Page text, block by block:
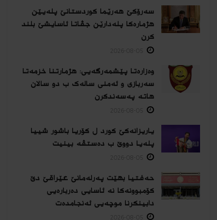
سەرۆکێ هەرێما کوردستانێ پلەیێن
هژمارەكا پلەدارێن جڤاتا ئاسایشێ بلند
كرن
وەزارەتا پێشمەرگەیی: هژمارتنا خزمەتا
سەربازی و ئەمنی سالەک ب دو سالان
هاتە پەسەندكرن
یاریزانەكێ کورد ل کۆریا باشور شییا
پلەیا دووێ ب دەستڤە بینیت
حەفتیا بهێت پەرلەمانێ عێراقێ دێ
کۆمبوونەکا نە ئاسایی دەربارەیی
دابینکرنا موچەیی ئەنجامدەت